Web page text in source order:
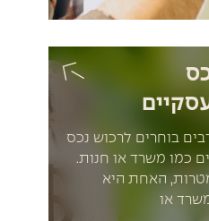
בוחרים לרכוש נכס
כמו משרד או חנות.
האחת היא
או